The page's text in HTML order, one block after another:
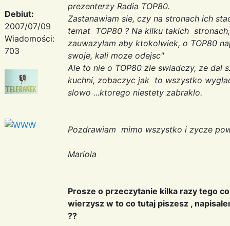
Debiut:
2007/07/09
Wiadomości:
703
prezenterzy Radia TOP80.
Zastanawiam sie, czy na stronach ich
temat TOP80 ? Na kilku takich
zauwazylam aby ktokolwiek, o TOP80
swoje, kali moze odejsc"
Ale to nie o TOP80 zle swiadczy, ze dal
kuchni, zobaczyc jak to wszystko
slowo ...ktorego niestety zabraklo.
Pozdrawiam mimo wszystko i zycze
Mariola
Prosze o przeczytanie kilka razy tego
wierzysz w to co tutaj piszesz ,
??